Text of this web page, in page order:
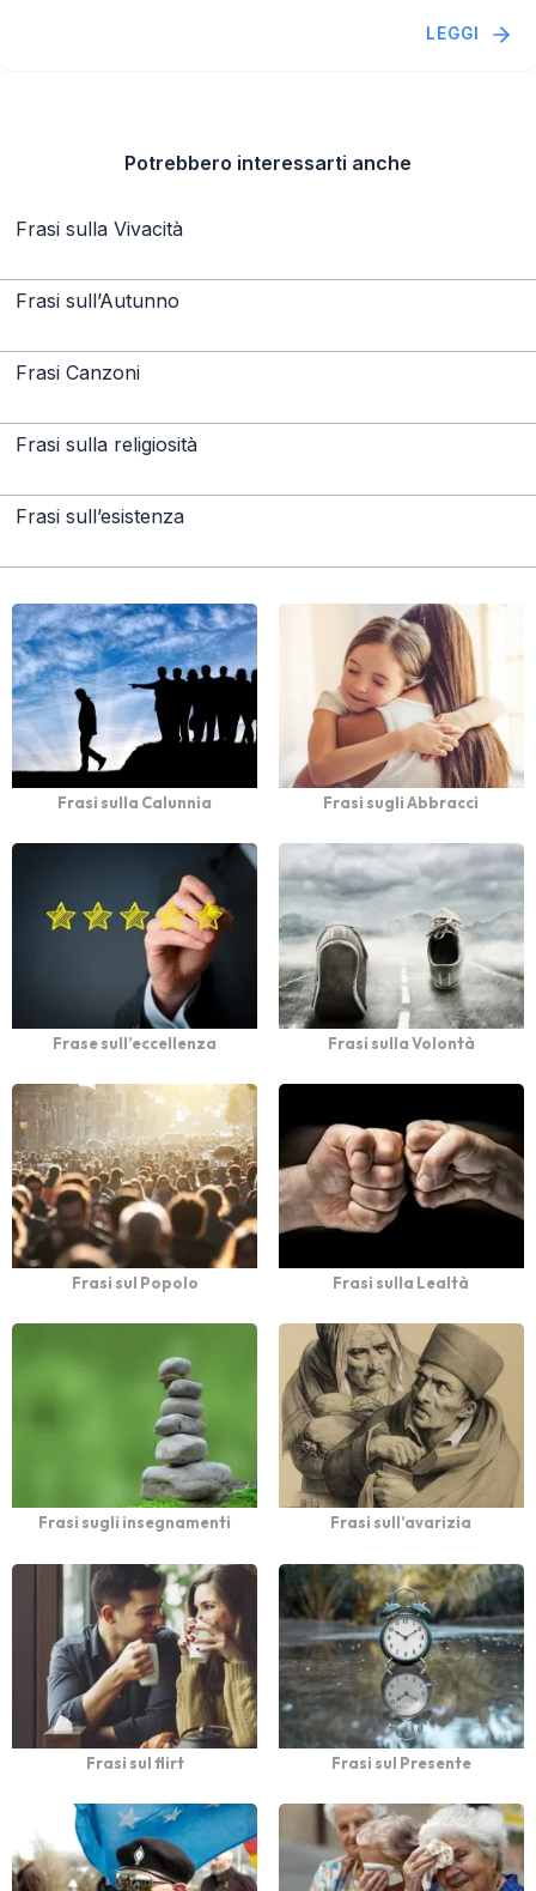
LEGGI
Potrebbero interessarti anche
Frasi sulla Vivacità
Frasi sull’Autunno
Frasi Canzoni
Frasi sulla religiosità
Frasi sull’esistenza
Frasi sulla Calunnia Frasi sugli Abbracci
Frase sull’eccellenza Frasi sulla Volontà
Frasi sul Popolo Frasi sulla Lealtà
Frasi sugli insegnamenti Frasi sull’avarizia
Frasi sul flirt Frasi sul Presente